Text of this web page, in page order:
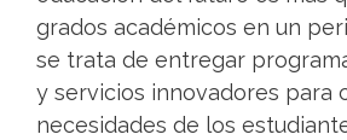
grados académicos en un
se trata de entregar
y servicios innovadores para
necesidades de los